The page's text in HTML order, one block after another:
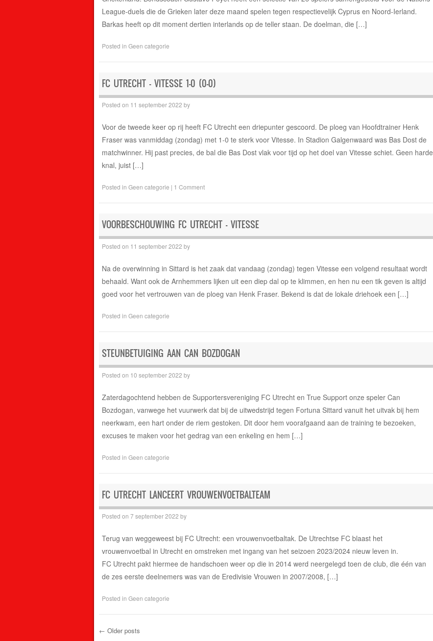
League-duels die de Grieken later deze maand spelen tegen respectievelijk Cyprus en Noord-Ierland.
Barkas heeft op dit moment dertien interlands op de teller staan. De doelman, die […]
Posted in Geen categorie
FC UTRECHT – VITESSE 1-0 (0-0)
Posted on 11 september 2022 by
Voor de tweede keer op rij heeft FC Utrecht een driepunter gescoord. De ploeg van Hoofdtrainer Henk
Fraser was vanmiddag (zondag) met 1-0 te sterk voor Vitesse. In Stadion Galgenwaard was Bas Dost de
matchwinner. Hij past precies, de bal die Bas Dost vlak voor tijd op het doel van Vitesse schiet. Geen harde
knal, juist […]
Posted in Geen categorie | 1 Comment
VOORBESCHOUWING FC UTRECHT – VITESSE
Posted on 11 september 2022 by
Na de overwinning in Sittard is het zaak dat vandaag (zondag) tegen Vitesse een volgend resultaat wordt
behaald. Want ook de Arnhemmers lijken uit een diep dal op te klimmen, en hen nu een tik geven is altijd
goed voor het vertrouwen van de ploeg van Henk Fraser. Bekend is dat de lokale driehoek een […]
Posted in Geen categorie
STEUNBETUIGING AAN CAN BOZDOGAN
Posted on 10 september 2022 by
Zaterdagochtend hebben de Supportersvereniging FC Utrecht en True Support onze speler Can
Bozdogan, vanwege het vuurwerk dat bij de uitwedstrijd tegen Fortuna Sittard vanuit het uitvak bij hem
neerkwam, een hart onder de riem gestoken. Dit door hem voorafgaand aan de training te bezoeken,
excuses te maken voor het gedrag van een enkeling en hem […]
Posted in Geen categorie
FC UTRECHT LANCEERT VROUWENVOETBALTEAM
Posted on 7 september 2022 by
Terug van weggeweest bij FC Utrecht: een vrouwenvoetbaltak. De Utrechtse FC blaast het
vrouwenvoetbal in Utrecht en omstreken met ingang van het seizoen 2023/2024 nieuw leven in.
FC Utrecht pakt hiermee de handschoen weer op die in 2014 werd neergelegd toen de club, die één van
de zes eerste deelnemers was van de Eredivisie Vrouwen in 2007/2008, […]
Posted in Geen categorie
← Older posts